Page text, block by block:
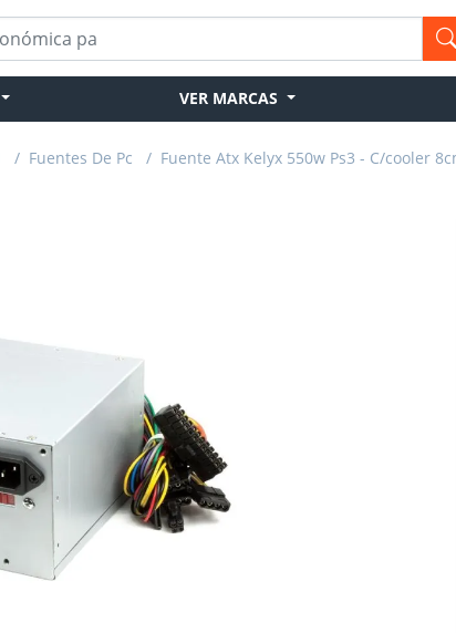
VER MARCAS
/ Fuentes De Pc / Fuente Atx Kelyx 550w Ps3 - C/cooler